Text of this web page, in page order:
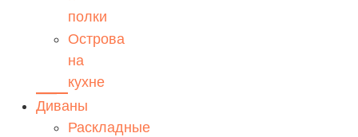
полки
Острова
на
кухне
Диваны
Раскладные